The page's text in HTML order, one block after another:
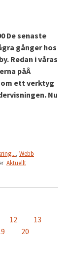
De senaste
gånger hos
Redan i våras
påÂ
ett verktyg
Nu
, Webb
Aktuellt
12
13
20